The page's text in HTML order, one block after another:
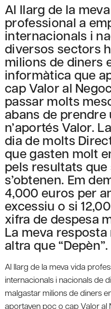
Al llarg de la
professional a
internacionals i
diversos sectors
milions de diners
informàtica que
cap Valor al
passar molts
abans de
n’aportés Valor.
dia de molts
que gasten molt
pels resultats
s’obtenen. Em
4,000 euros per
excessiu o si
xifra de despesa
La meva
altra que “Depèn”.
Al llarg de la meva vida
internacionals i nacionals de
malgastar milions de diners
aportaven poc o cap Valor al